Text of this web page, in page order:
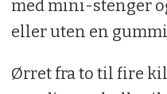
med mini-stenger
eller uten en
Ørret fra to til fire